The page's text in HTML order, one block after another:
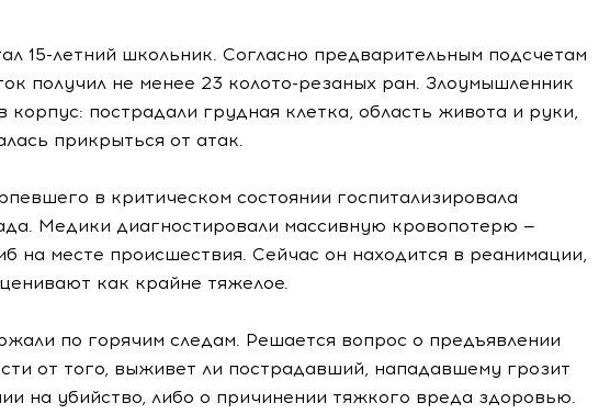
15-летний школьник. Согласно предварительным подсчетам
получил не менее 23 колото-резаных ран. Злоумышленник
корпус: пострадали грудная клетка, область живота и руки,
прикрыться от атак.
в критическом состоянии госпитализировала
Медики диагностировали массивную кровопотерю —
на месте происшествия. Сейчас он находится в реанимации,
как крайне тяжелое.
по горячим следам. Решается вопрос о предъявлении
от того, выживет ли пострадавший, нападавшему грозит
на убийство, либо о причинении тяжкого вреда здоровью.